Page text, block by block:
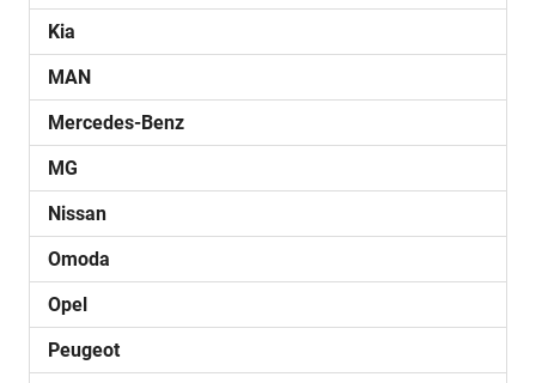
Kia
MAN
Mercedes-Benz
MG
Nissan
Omoda
Opel
Peugeot